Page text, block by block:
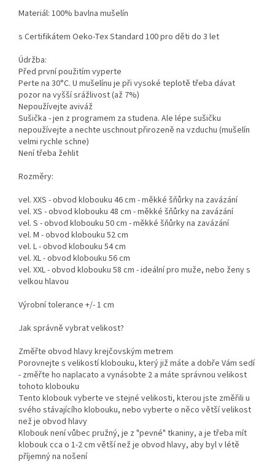
Materiál: 100% bavlna mušelín
s Certifikátem Oeko-Tex Standard 100 pro děti do 3 let
Údržba:
Před první použitím vyperte
Perte na 30°C. U mušelínu je při vysoké teplotě třeba dávat
pozor na vyšší srážlivost (až 7%)
Nepoužívejte aviváž
Sušička - jen z programem za studena. Ale lépe sušičku
nepoužívejte a nechte uschnout přirozeně na vzduchu (mušelín
velmi rychle schne)
Není třeba žehlit
Rozměry:
vel. XXS - obvod klobouku 46 cm - měkké šňůrky na zavázání
vel. XS - obvod klobouku 48 cm - měkké šňůrky na zavázání
vel. S - obvod klobouku 50 cm - měkké šňůrky na zavázání
vel. M - obvod klobouku 52 cm
vel. L - obvod klobouku 54 cm
vel. XL - obvod klobouku 56 cm
vel. XXL - obvod klobouku 58 cm - ideální pro muže, nebo ženy s
velkou hlavou
Výrobní tolerance +/- 1 cm
Jak správně vybrat velikost?
Změřte obvod hlavy krejčovským metrem
Porovnejte s velikostí klobouku, který již máte a dobře Vám sedí
- změřte ho naplacato a vynásobte 2 a máte správnou velikost
tohoto klobouku
Tento klobouk vyberte ve stejné velikosti, kterou jste změřili u
svého stávajícího klobouku, nebo vyberte o něco větší velikost
než je obvod hlavy
Klobouk není vůbec pružný, je z "pevné" tkaniny, a je třeba mít
klobouk cca o 1-2 cm větší než je obvod hlavy, aby byl v létě
příjemný na nošení